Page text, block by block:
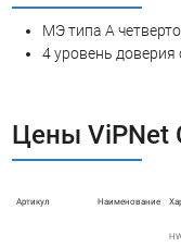
МЭ типа А
4 уровень
Цены ViPNet
Артикул Наименование